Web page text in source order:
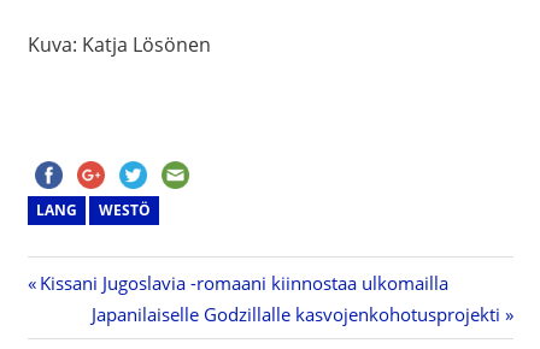
Kuva: Katja Lösönen
LANG WESTÖ
Artikkelien
Previous
Kissani Jugoslavia -romaani kiinnostaa ulkomailla
Next
Japanilaiselle Godzillalle kasvojenkohotusprojekti